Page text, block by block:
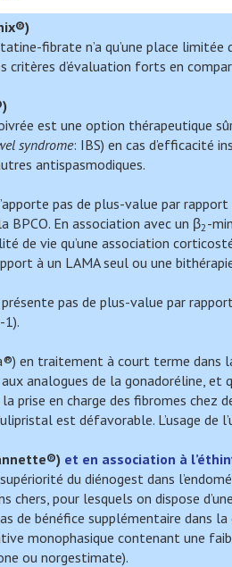
®)
fibrate n’a qu’une place
critères d’évaluation forts en
est une option thérapeutique
syndrome: IBS) en cas d’efficacité
antispasmodiques.
pas de plus-value par
BPCO. En association avec un β2-
de vie qu’une association
à un LAMA seul ou une
pas de plus-value par
1).
en traitement à court terme
analogues de la gonadoréline, et
prise en charge des fibromes chez
est défavorable. L’usage de
®) et en association à
du diénogest dans
pour lesquels on dispose
de bénéfice supplémentaire dans
monophasique contenant une
ou norgestimate).